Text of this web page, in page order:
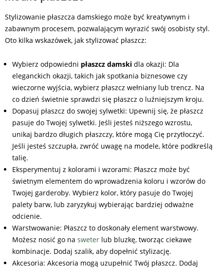
Stylizowanie płaszcza damskiego może być kreatywnym i
zabawnym procesem, pozwalającym wyrazić swój osobisty styl.
Oto kilka wskazówek, jak stylizować płaszcz:
Wybierz odpowiedni płaszcz damski dla okazji: Dla
eleganckich okazji, takich jak spotkania biznesowe czy
wieczorne wyjścia, wybierz płaszcz wełniany lub trencz. Na
co dzień świetnie sprawdzi się płaszcz o luźniejszym kroju.
Dopasuj płaszcz do swojej sylwetki: Upewnij się, że płaszcz
pasuje do Twojej sylwetki. Jeśli jesteś niższego wzrostu,
unikaj bardzo długich płaszczy, które mogą Cię przytłoczyć.
Jeśli jesteś szczupła, zwróć uwagę na modele, które podkreślą
talię.
Eksperymentuj z kolorami i wzorami: Płaszcz może być
świetnym elementem do wprowadzenia koloru i wzorów do
Twojej garderoby. Wybierz kolor, który pasuje do Twojej
palety barw, lub zaryzykuj wybierając bardziej odważne
odcienie.
Warstwowanie: Płaszcz to doskonały element warstwowy.
Możesz nosić go na sweter lub bluzkę, tworząc ciekawe
kombinacje. Dodaj szalik, aby dopełnić stylizację.
Akcesoria: Akcesoria mogą uzupełnić Twój płaszcz. Dodaj